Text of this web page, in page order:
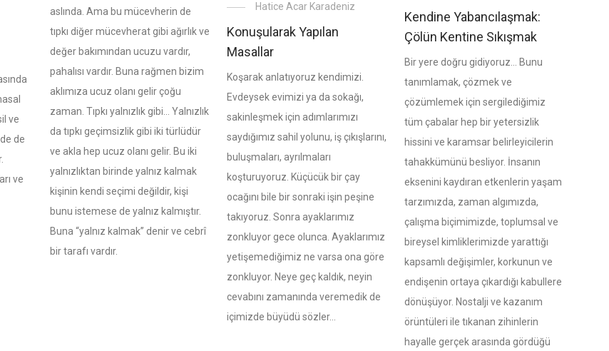
ve
de
ve
aslında. Ama bu mücevherin de
tıpkı diğer mücevherat gibi ağırlık ve
değer bakımından ucuzu vardır,
pahalısı vardır. Buna rağmen bizim
aklımıza ucuz olanı gelir çoğu
zaman. Tıpkı yalnızlık gibi… Yalnızlık
da tıpkı geçimsizlik gibi iki türlüdür
ve akla hep ucuz olanı gelir. Bu iki
yalnızlıktan birinde yalnız kalmak
kişinin kendi seçimi değildir, kişi
bunu istemese de yalnız kalmıştır.
Buna “yalnız kalmak” denir ve cebrî
bir tarafı vardır.
Hatice Acar Karadeniz
Konuşularak Yapılan
Masallar
Koşarak anlatıyoruz kendimizi.
Evdeysek evimizi ya da sokağı,
sakinleşmek için adımlarımızı
saydığımız sahil yolunu, iş çıkışlarını,
buluşmaları, ayrılmaları
koşturuyoruz. Küçücük bir çay
ocağını bile bir sonraki işin peşine
takıyoruz. Sonra ayaklarımız
zonkluyor gece olunca. Ayaklarımız
yetişemediğimiz ne varsa ona göre
zonkluyor. Neye geç kaldık, neyin
cevabını zamanında veremedik de
içimizde büyüdü sözler…
Kendine Yabancılaşmak:
Çölün Kentine Sıkışmak
Bir yere doğru gidiyoruz… Bunu
tanımlamak, çözmek ve
çözümlemek için sergilediğimiz
tüm çabalar hep bir yetersizlik
hissini ve karamsar belirleyicilerin
tahakkümünü besliyor. İnsanın
eksenini kaydıran etkenlerin yaşam
tarzımızda, zaman algımızda,
çalışma biçimimizde, toplumsal ve
bireysel kimliklerimizde yarattığı
kapsamlı değişimler, korkunun ve
endişenin ortaya çıkardığı kabullere
dönüşüyor. Nostalji ve kazanım
örüntüleri ile tıkanan zihinlerin
hayalle gerçek arasında gördüğü